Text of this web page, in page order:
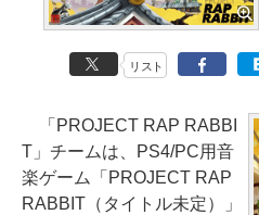
リスト
「PROJECT RAP RABBI
T」チームは、PS4/PC用音
楽ゲーム「PROJECT RAP
RABBIT（タイトル未定）」